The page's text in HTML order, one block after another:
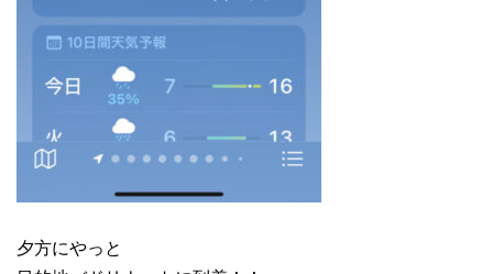
夕方にやっと